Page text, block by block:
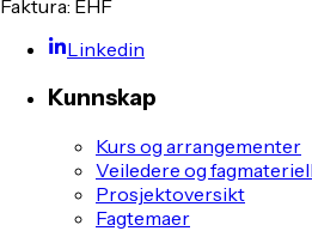
Faktura: EHF
Linkedin
Kunnskap
Kurs og arrangementer
Veiledere og fagmateriell
Prosjektoversikt
Fagtemaer